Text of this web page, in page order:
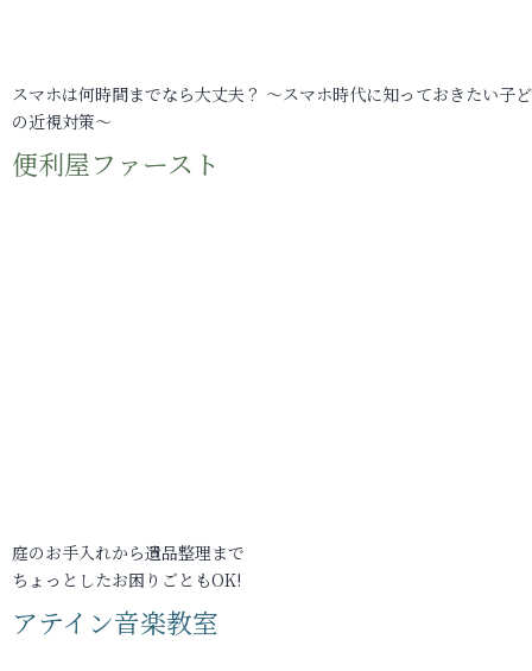
スマホは何時間までなら大丈夫？ ～スマホ時代に知っておきたい子
の近視対策～
便利屋ファースト
庭のお手入れから遺品整理まで
ちょっとしたお困りごともOK!
アテイン音楽教室